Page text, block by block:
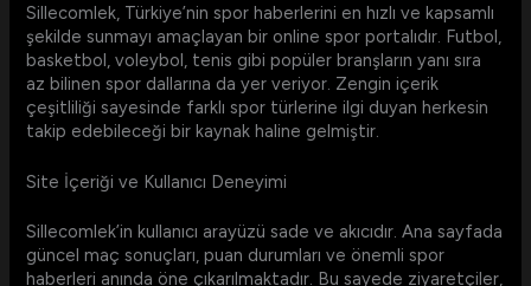
Sillecomlek, Türkiye’nin spor haberlerini en hızlı ve kapsamlı
şekilde sunmayı amaçlayan bir online spor portalıdır. Futbol,
basketbol, voleybol, tenis gibi popüler branşların yanı sıra
az bilinen spor dallarına da yer veriyor. Zengin içerik
çeşitliliği sayesinde farklı spor türlerine ilgi duyan herkesin
takip edebileceği bir kaynak haline gelmiştir.
Site İçeriği ve Kullanıcı Deneyimi
Sillecomlek’in kullanıcı arayüzü sade ve akıcıdır. Ana sayfada
güncel maç sonuçları, puan durumları ve önemli spor
haberleri anında öne çıkarılmaktadır. Bu sayede ziyaretçiler,